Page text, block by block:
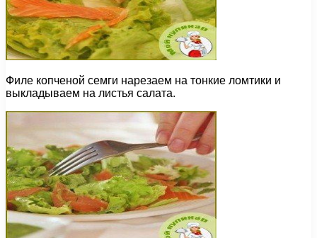
Филе копченой семги нарезаем на тонкие ломтики и
выкладываем на листья салата.